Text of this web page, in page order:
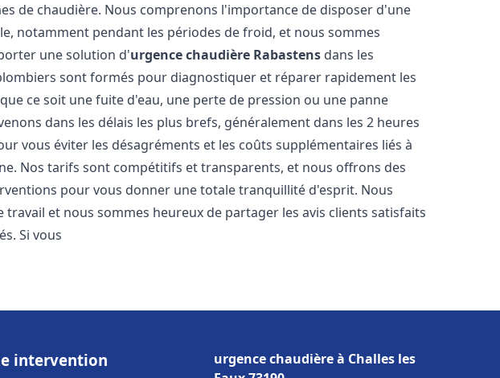
de chaudière. Nous comprenons l'importance de disposer d'une
notamment pendant les périodes de froid, et nous sommes
une solution d'urgence chaudière Rabastens dans les
sont formés pour diagnostiquer et réparer rapidement les
ce soit une fuite d'eau, une perte de pression ou une panne
dans les délais les plus brefs, généralement dans les 2 heures
vous éviter les désagréments et les coûts supplémentaires liés à
Nos tarifs sont compétitifs et transparents, et nous offrons des
pour vous donner une totale tranquillité d'esprit. Nous
et nous sommes heureux de partager les avis clients satisfaits
Si vous
intervention
urgence chaudière à Challes les